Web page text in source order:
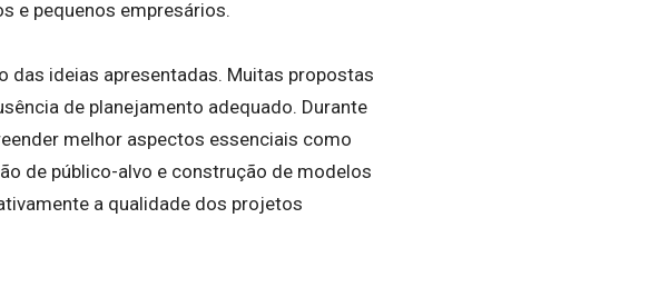
e pequenos empresários.
das ideias apresentadas. Muitas propostas
de planejamento adequado. Durante
melhor aspectos essenciais como
de público-alvo e construção de modelos
a qualidade dos projetos